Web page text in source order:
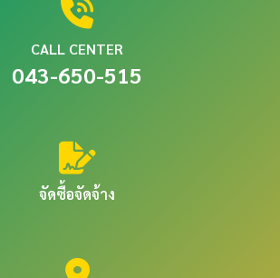
CALL CENTER
043-650-515
จัดซื้อจัดจ้าง